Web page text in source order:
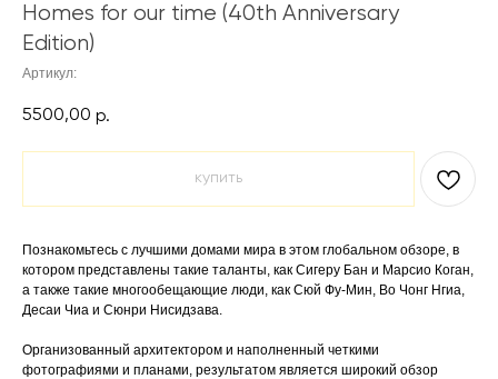
Homes for our time (40th Anniversary
Edition)
Артикул:
5500,00 р.
купить
Познакомьтесь с лучшими домами мира в этом глобальном обзоре, в
котором представлены такие таланты, как Сигеру Бан и Марсио Коган,
а также такие многообещающие люди, как Сюй Фу-Мин, Во Чонг Нгиа,
Десаи Чиа и Сюнри Нисидзава.
Организованный архитектором и наполненный четкими
фотографиями и планами, результатом является широкий обзор